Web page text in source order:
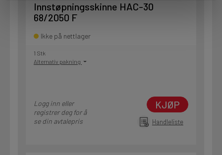
Innstøpningsskinne HAC-30
68/2050 F
Ikke på nettlager
1 Stk
Alternativ pakning
Logg inn eller
registrer deg for å
se din avtalepris
KJØP
Handleliste